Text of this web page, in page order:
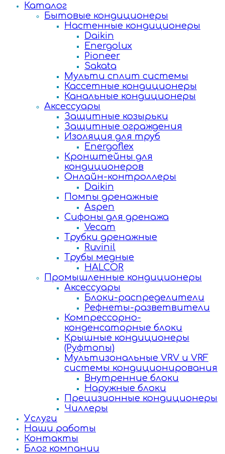
Каталог
Бытовые кондиционеры
Настенные кондиционеры
Daikin
Energolux
Pioneer
Sakata
Мульти сплит системы
Кассетные кондиционеры
Канальные кондиционеры
Аксессуары
Защитные козырьки
Защитные ограждения
Изоляция для труб
Energoflex
Кронштейны для
кондиционеров
Онлайн-контроллеры
Daikin
Помпы дренажные
Aspen
Сифоны для дренажа
Vecam
Трубки дренажные
Ruvinil
Трубы медные
HALCOR
Промышленные кондиционеры
Аксессуары
Блоки-распределители
Рефнеты-разветвители
Компрессорно-
конденсаторные блоки
Крышные кондиционеры
(Руфтопы)
Мультизональные VRV и VRF
системы кондиционирования
Внутренние блоки
Наружные блоки
Прецизионные кондиционеры
Чиллеры
Услуги
Наши работы
Контакты
Блог компании